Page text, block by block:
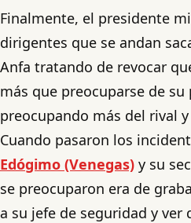
Finalmente, el presidente
dirigentes que se andan
Anfa tratando de revocar
más que preocuparse de
preocupando más del rival
Cuando pasaron los
Edógimo (Venegas) y su
se preocuparon era de
a su jefe de seguridad y ver